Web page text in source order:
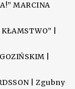
MARCINA
|
|
| Zgubny